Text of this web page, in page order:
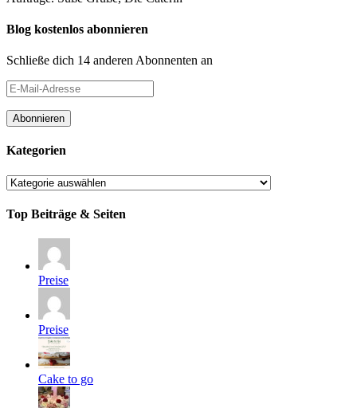
Blog kostenlos abonnieren
Schließe dich 14 anderen Abonnenten an
E-
Mail-
Adresse
Abonnieren
Kategorien
Kategorien
Top Beiträge & Seiten
Preise
Preise
Cake to go